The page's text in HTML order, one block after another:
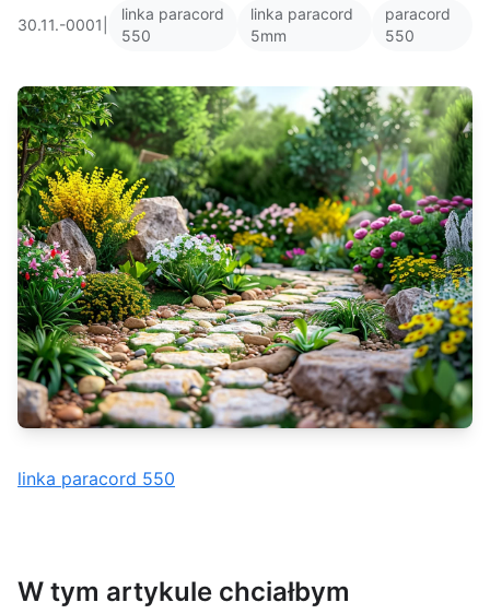
30.11.-0001
linka paracord
550
linka paracord
5mm
paracord
550
linka paracord 550
W tym artykule chciałbym